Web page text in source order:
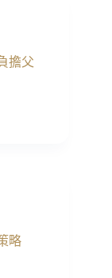
擔父
略